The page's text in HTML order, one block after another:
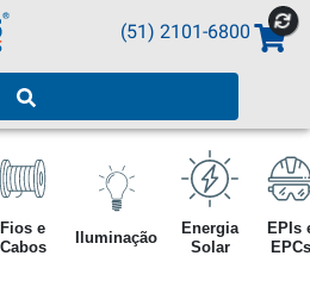
(51) 2101-6800
Fios e
Cabos
Iluminação
Energia
Solar
EPIs
EPCs